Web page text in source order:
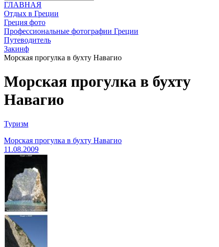
ГЛАВНАЯ
Отдых в Греции
Греция фото
Профессиональные фотографии Греции
Путеводитель
Закинф
Морская прогулка в бухту Навагио
Морская прогулка в бухту
Навагио
Туризм
Морская прогулка в бухту Навагио
11.08.2009